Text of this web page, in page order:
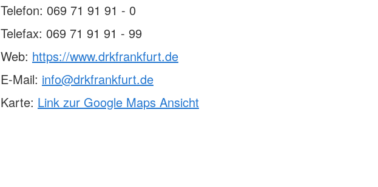
Telefon: 069 71 91 91 - 0
Telefax: 069 71 91 91 - 99
Web: https://www.drkfrankfurt.de
E-Mail: info@drkfrankfurt.de
Karte: Link zur Google Maps Ansicht